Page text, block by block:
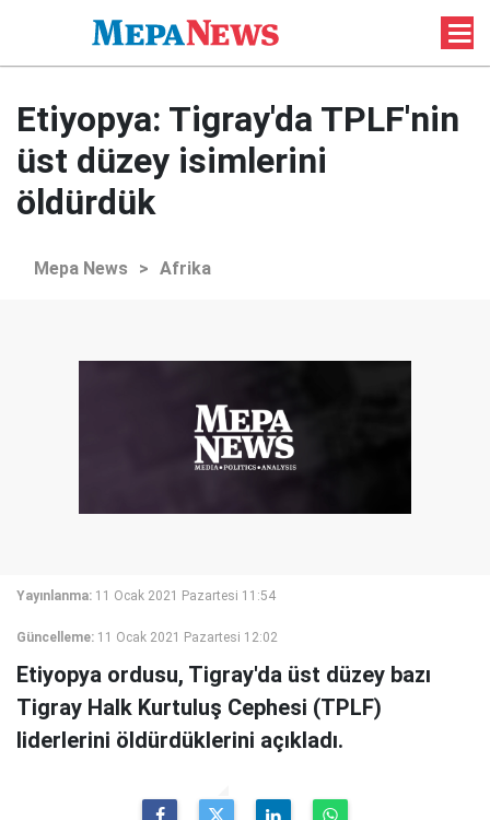
Etiyopya: Tigray'da TPLF'nin
üst düzey isimlerini
öldürdük
Mepa News > Afrika
Yayınlanma: 11 Ocak 2021 Pazartesi 11:54
Güncelleme: 11 Ocak 2021 Pazartesi 12:02
Etiyopya ordusu, Tigray'da üst düzey bazı
Tigray Halk Kurtuluş Cephesi (TPLF)
liderlerini öldürdüklerini açıkladı.